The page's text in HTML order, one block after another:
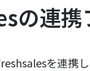
の連携
を連携